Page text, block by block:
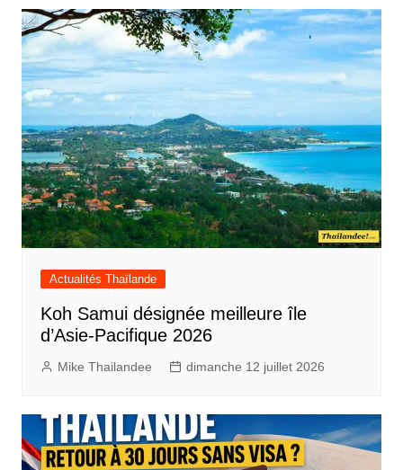
Actualités Thaïlande
Koh Samui désignée meilleure île
d’Asie-Pacifique 2026
Mike Thailandee dimanche 12 juillet 2026